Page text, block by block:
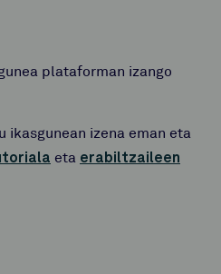
plataforman izango
ikasgunean izena eman eta
eta erabiltzaileen